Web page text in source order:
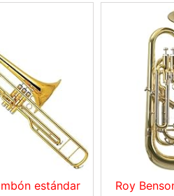
estándar
Roy